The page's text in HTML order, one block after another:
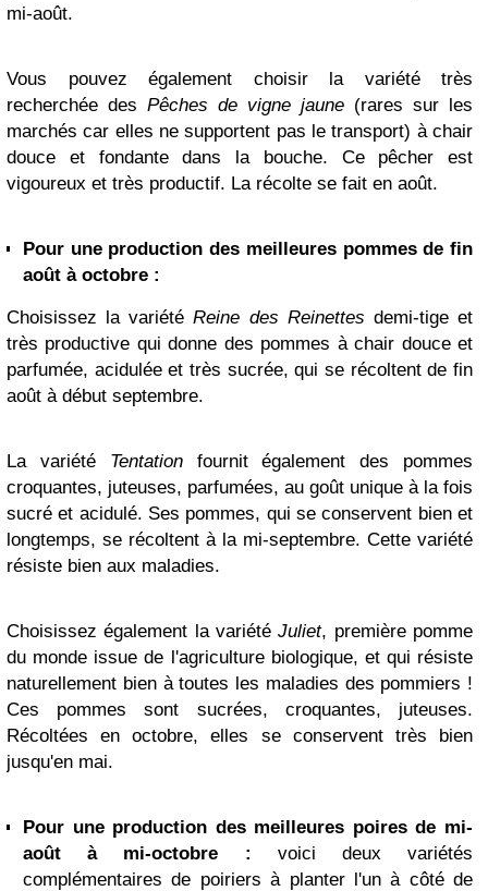
mi-août.
Vous pouvez également choisir la variété très
recherchée des Pêches de vigne jaune (rares sur les
marchés car elles ne supportent pas le transport) à chair
douce et fondante dans la bouche. Ce pêcher est
vigoureux et très productif. La récolte se fait en août.
Pour une production des meilleures pommes de fin
août à octobre :
Choisissez la variétéReine des Reinettes demi-tige et
très productive qui donne des pommes à chair douce et
parfumée, acidulée et très sucrée, qui se récoltent de fin
août à début septembre.
La variété Tentationfournit également des pommes
croquantes, juteuses, parfumées, au goût unique à la fois
sucré et acidulé. Ses pommes, qui se conservent bien et
longtemps, se récoltent à la mi-septembre. Cette variété
résiste bien aux maladies.
Choisissez également la variétéJuliet, première pomme
du monde issue de l'agriculture biologique, et qui résiste
naturellement bien à toutes les maladies des pommiers !
Ces pommes sont sucrées, croquantes, juteuses.
Récoltées en octobre, elles se conservent très bien
jusqu'en mai.
Pour une production des meilleures poires de mi-
août à mi-octobre : voici deux variétés
complémentaires de poiriers à planter l'un à côté de